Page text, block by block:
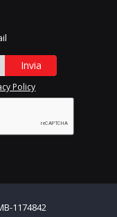
Invia
Policy
1174842